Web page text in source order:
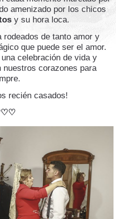
amenizado por los chicos
y su hora loca.
rodeados de tanto amor y
que puede ser el amor.
celebración de vida y
nuestros corazones para
recién casados!